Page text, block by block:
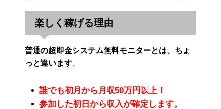
楽しく稼げる理由
普通の超即金システム無料モニターとは、ちょ
っと違います、
誰でも初月から月収50万円以上！
参加した初日から収入が確定します。